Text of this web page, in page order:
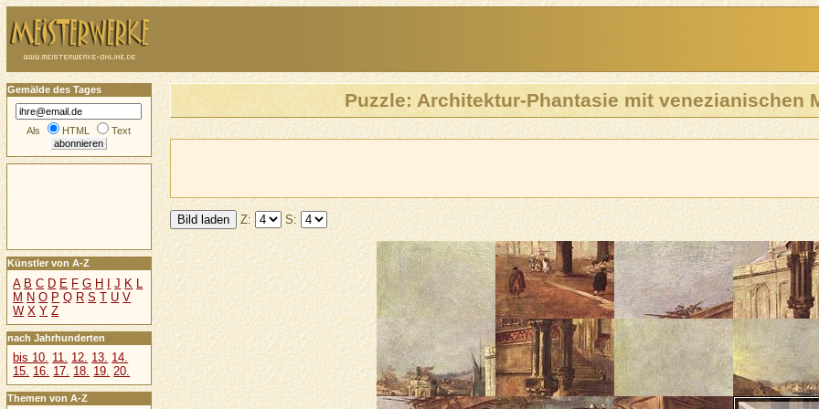
Puzzle: Architektur-Phantasie mit venezianischen
Z: S:
Gemälde des Tages
Als HTML Text
Künstler von A-Z
A B C D E F G H J K L
M N O P Q R S T U V
W X Y Z
nach Jahrhunderten
bis 10. 11. 12. 13. 14.
15. 16. 17. 18. 19. 20.
Themen von A-Z